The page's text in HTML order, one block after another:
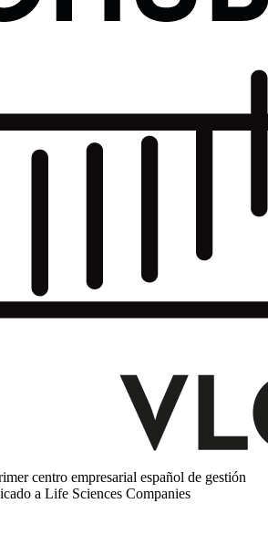
centro empresarial español de gestión
a Life Sciences Companies